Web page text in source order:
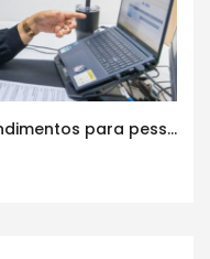
Meu SUS Digital amplia teleatendimentos para pessoas com problemas com jogos e apostas